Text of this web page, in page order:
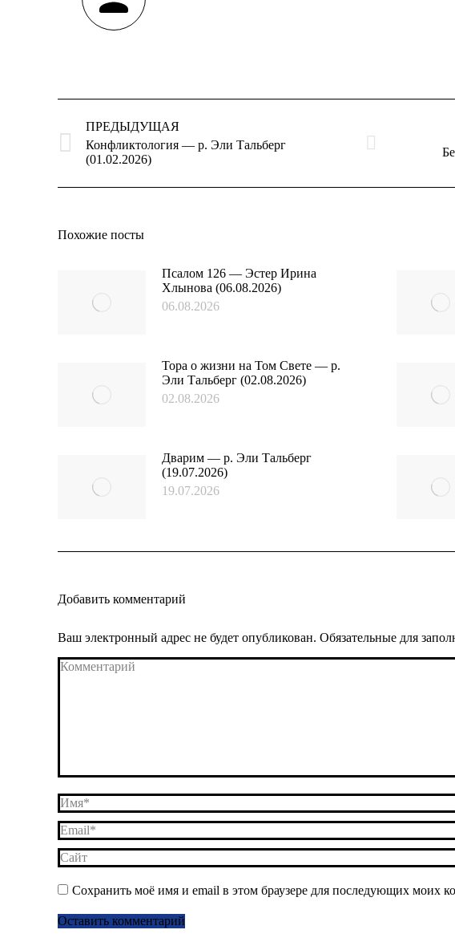
записям
ПРЕДЫДУЩАЯ
Предыдущая
запись:
Конфликтология — р. Эли Тальберг
(01.02.2026)
Похожие посты
Псалом 126 — Эстер Ирина
Хлынова (06.08.2026)
06.08.2026
Тора о жизни на Том Свете — р.
Эли Тальберг (02.08.2026)
02.08.2026
Дварим — р. Эли Тальберг
(19.07.2026)
19.07.2026
Добавить комментарий
Ваш электронный адрес не будет опубликован. Обязательные для
Комментарий
Имя *
Email *
Сайт
Сохранить моё имя и email в этом браузере для последующих моих
Оставить комментарий